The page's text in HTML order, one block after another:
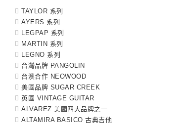
TAYLOR 系列
AYERS 系列
LEGPAP 系列
MARTIN 系列
LEGNO 系列
台灣品牌 PANGOLIN
台澳合作 NEOWOOD
美國品牌 SUGAR CREEK
英國 VINTAGE GUITAR
ALVAREZ 美國四大品牌之一
ALTAMIRA BASICO 古典吉他